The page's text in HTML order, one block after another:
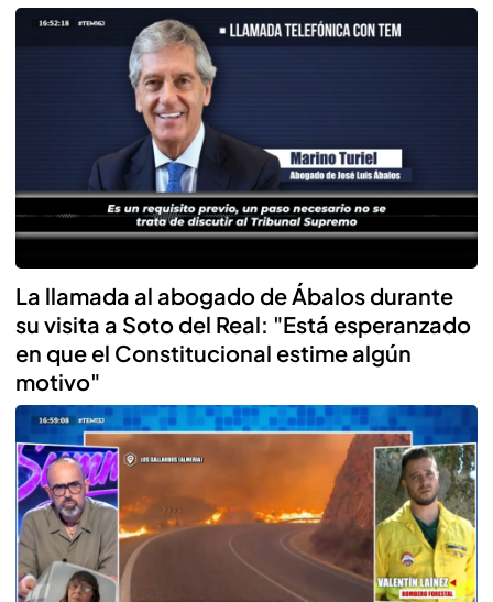
La llamada al abogado de Ábalos durante
su visita a Soto del Real: "Está esperanzado
en que el Constitucional estime algún
motivo"